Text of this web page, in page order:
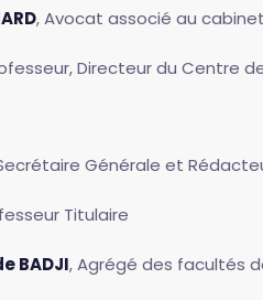
, Avocat associé au
Directeur du Centre
Générale et
Titulaire
BADJI, Agrégé des facultés